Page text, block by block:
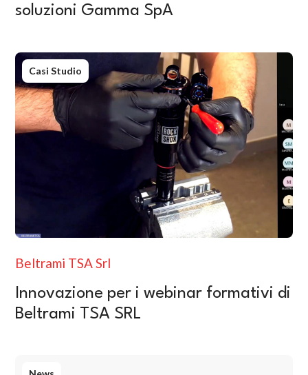
soluzioni Gamma SpA
Casi Studio
Beltrami TSA Srl
Innovazione per i webinar formativi di
Beltrami TSA SRL